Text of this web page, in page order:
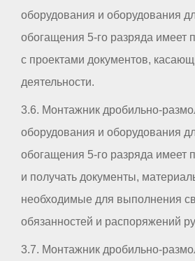
оборудования и оборудования
обогащения 5-го разряда имеет
с проектами документов,
деятельности.
3.6. Монтажник дробильно-
оборудования и оборудования
обогащения 5-го разряда имеет
и получать документы,
необходимые для выполнения
обязанностей и распоряжений
3.7. Монтажник дробильно-